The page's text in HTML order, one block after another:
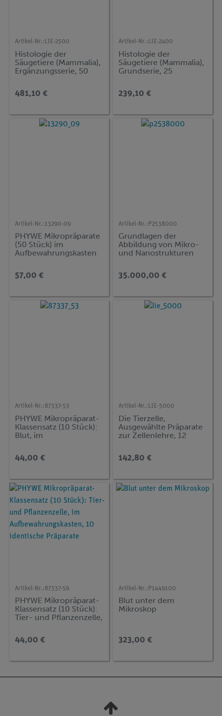
Artikel-Nr.: LIE-2500
Histologie der
Säugetiere (Mammalia),
Ergänzungsserie, 50
von Serie 2400
481,10 €
Artikel-Nr.: LIE-2400
Histologie der
Säugetiere (Mammalia),
Grundserie, 25
239,10 €
Artikel-Nr.:13290-09
PHYWE Mikropräparate
(50 Stück) im
Aufbewahrungskasten
57,00 €
Artikel-Nr.: P2538000
Grundlagen der
Abbildung von Mikro-
und Nanostrukturen
(AFM)
35.000,00 €
Artikel-Nr.:87337-53
PHYWE Mikropräparat-
Klassensatz (10 Stück):
Blut, im
44,00 €
Artikel-Nr.: LIE-5000
Die Tierzelle,
Ausgewählte Präparate
zur Zellenlehre, 12
142,80 €
Artikel-Nr.:87337-56
PHYWE Mikropräparat-
Klassensatz (10 Stück):
Tier- und Pflanzenzelle,
10 identische Präparate
44,00 €
Artikel-Nr.: P1449100
Blut unter dem
Mikroskop
323,00 €